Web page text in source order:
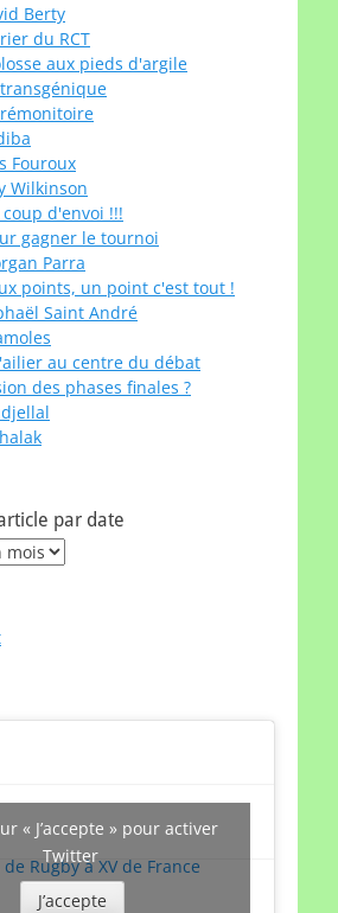
Berty
du RCT
aux pieds d'argile
transgénique
Fouroux
Wilkinson
d'envoi !!!
gagner le tournoi
Parra
points, un point c'est tout !
Saint André
au centre du débat
des phases finales ?
par date
Rugby à XV de France
« J’accepte » pour activer
Twitter
J’accepte